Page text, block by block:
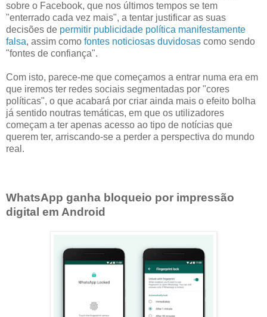
sobre o Facebook, que nos últimos tempos se tem
"enterrado cada vez mais", a tentar justificar as suas
decisões de permitir publicidade política manifestamente
falsa, assim como fontes noticiosas duvidosas como sendo
"fontes de confiança".
Com isto, parece-me que começamos a entrar numa era em
que iremos ter redes sociais segmentadas por "cores
políticas", o que acabará por criar ainda mais o efeito bolha
já sentido noutras temáticas, em que os utilizadores
começam a ter apenas acesso ao tipo de notícias que
querem ter, arriscando-se a perder a perspectiva do mundo
real.
WhatsApp ganha bloqueio por impressão
digital em Android